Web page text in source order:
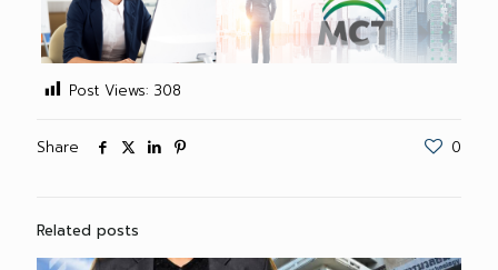
Post Views: 308
Share 0
Related posts